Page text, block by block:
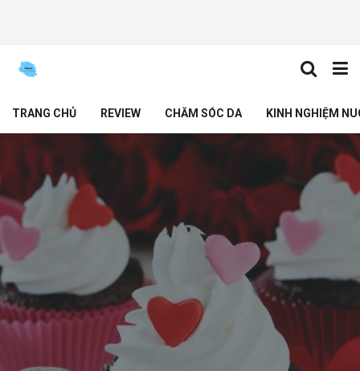
TRANG CHỦ REVIEW CHĂM SÓC DA KINH NGHIỆM